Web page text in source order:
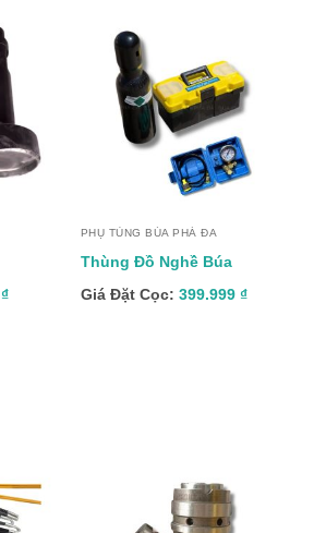
₫
PHỤ TÙNG BÚA PHÁ ĐA
Thùng Đồ Nghề Búa
Giá Đặt Cọc: 399.999 ₫